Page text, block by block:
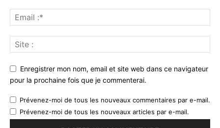
Enregistrer mon nom, email et site web dans ce navigateur
pour la prochaine fois que je commenterai.
Prévenez-moi de tous les nouveaux commentaires par e-mail.
Prévenez-moi de tous les nouveaux articles par e-mail.